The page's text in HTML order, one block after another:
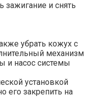
зажигание и снять
убрать кожух с
механизм
и насос системы
установкой
его закрепить на